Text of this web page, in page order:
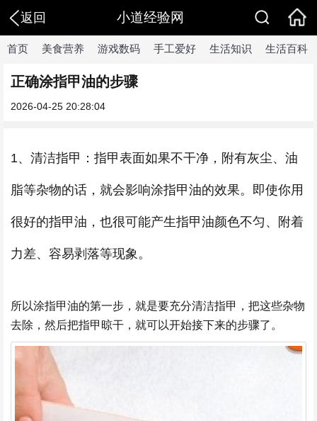
返回 小道经验网
首页 美食营养 游戏数码 手工爱好 生活知识 生活百科
正确涂指甲油的步骤
2026-04-25 20:28:04
1、清洁指甲：指甲表面如果不干净，附有灰尘、油
脂等杂物的话，就会影响涂指甲油的效果。即使你用
很好的指甲油，也很可能产生指甲油颜色不匀、附着
力差、容易剥落等现象。
所以涂指甲油的第一步，就是要充分清洁指甲，把这些杂物
去除，然后把指甲晾干，就可以开始接下来的步骤了。